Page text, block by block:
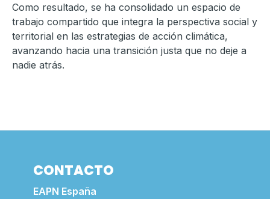
Como resultado, se ha consolidado un espacio de
trabajo compartido que integra la perspectiva social y
territorial en las estrategias de acción climática,
avanzando hacia una transición justa que no deje a
nadie atrás.
CONTACTO
EAPN España